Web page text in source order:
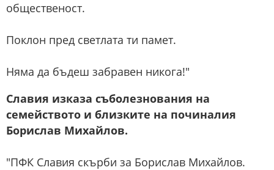
общественост.
Поклон пред светлата ти памет.
Няма да бъдеш забравен никога!"
Славия изказа съболезнования на
семейството и близките на починалия
Борислав Михайлов.
"ПФК Славия скърби за Борислав Михайлов.